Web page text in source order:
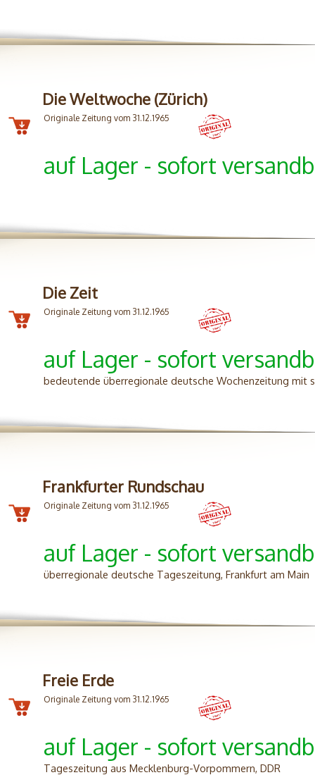
Die Weltwoche (Zürich)
Originale Zeitung vom 31.12.1965
auf Lager - sofort
Die Zeit
Originale Zeitung vom 31.12.1965
auf Lager - sofort
bedeutende überregionale deutsche Wochenzeitung mit
Frankfurter Rundschau
Originale Zeitung vom 31.12.1965
auf Lager - sofort
überregionale deutsche Tageszeitung, Frankfurt am Main
Freie Erde
Originale Zeitung vom 31.12.1965
auf Lager - sofort
Tageszeitung aus Mecklenburg-Vorpommern, DDR